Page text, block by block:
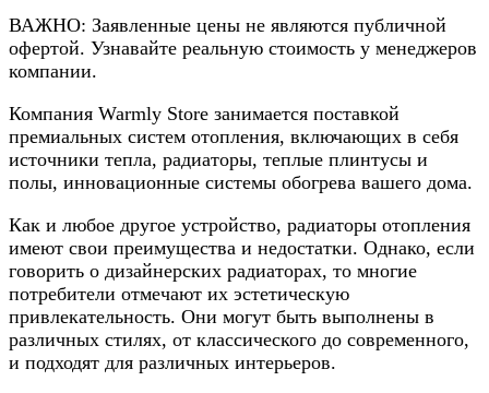
ВАЖНО: Заявленные цены не являются публичной
офертой. Узнавайте реальную стоимость у менеджеров
компании.
Компания Warmly Store занимается поставкой
премиальных систем отопления, включающих в себя
источники тепла, радиаторы, теплые плинтусы и
полы, инновационные системы обогрева вашего дома.
Как и любое другое устройство, радиаторы отопления
имеют свои преимущества и недостатки. Однако, если
говорить о дизайнерских радиаторах, то многие
потребители отмечают их эстетическую
привлекательность. Они могут быть выполнены в
различных стилях, от классического до современного,
и подходят для различных интерьеров.